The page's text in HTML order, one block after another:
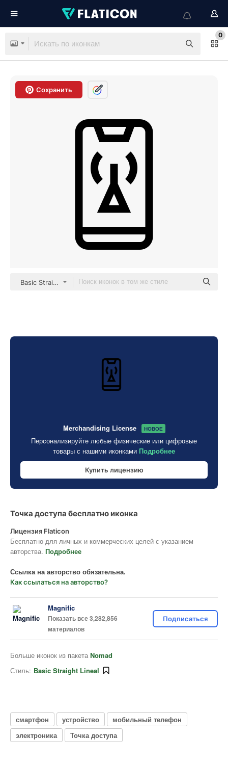
0
Сохранить
Basic Straight Lineal
Merchandising License НОВОЕ
Персонализируйте любые физические или цифровые
товары с нашими иконками Подробнее
Купить лицензию
Точка доступа бесплатно иконка
Лицензия Flaticon
Бесплатно для личных и коммерческих целей с указанием
авторства. Подробнее
Ссылка на авторство обязательна.
Как ссылаться на авторство?
Magnific
Показать все 3,282,856
материалов
Подписаться
Больше иконок из пакета Nomad
Стиль: Basic Straight Lineal
смартфон устройство
мобильный телефон
электроника
Точка доступа